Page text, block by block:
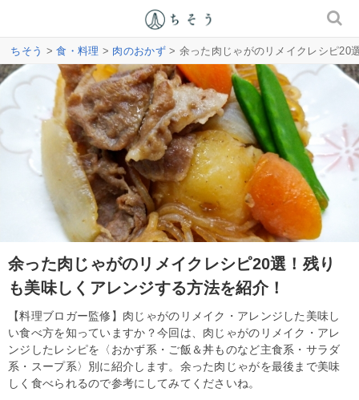
ちそう >食・料理 > 肉のおかず> 余った肉じゃがのリメイクレシピ20
余った肉じゃがのリメイクレシピ20選！残り
も美味しくアレンジする方法を紹介！
【料理ブロガー監修】肉じゃがのリメイク・アレンジした美味し
い食べ方を知っていますか？今回は、肉じゃがのリメイク・アレ
ンジしたレシピを〈おかず系・ご飯＆丼ものなど主食系・サラダ
系・スープ系〉別に紹介します。余った肉じゃがを最後まで美味
しく食べられるので参考にしてみてくださいね。